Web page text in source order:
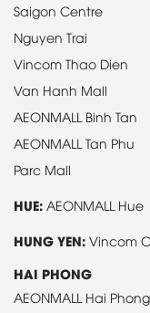
Saigon Centre
Nguyen Trai
Vincom Thao Dien
Van Hanh Mall
AEONMALL Binh Tan
AEONMALL Tan Phu
Parc Mall
HUE: AEONMALL Hue
HUNG YEN: Vincom
HAI PHONG
AEONMALL Hai Phong